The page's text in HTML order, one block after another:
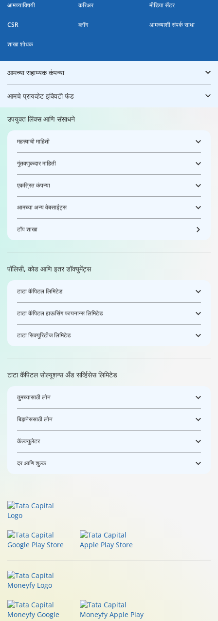
आमच्याविषयी करिअर मीडिया सेंटर
CSR ब्लॉग आमच्याशी संपर्क साधा
शाखा शोधक
आमच्या सहाय्यक कंपन्या
आमचे प्रायव्हेट इक्विटी फंड
उपयुक्त लिंक्स आणि संसाधने
महत्त्वाची माहिती
गुंतवणुकदार माहिती
एकत्रित कंपन्या
आमच्या अन्य वेबसाईट्स
टॉप शाखा
पॉलिसी, कोड आणि इतर डॉक्युमेंट्स
टाटा कॅपिटल लिमिटेड
टाटा कॅपिटल हाऊसिंग फायनान्स लिमिटेड
टाटा सिक्युरिटीज लिमिटेड
टाटा कॅपिटल सोल्यूशन्स अँड सर्व्हिसेस लिमिटेड
तुमच्यासाठी लोन
बिझनेससाठी लोन
कॅल्क्युलेटर
दर आणि शुल्क